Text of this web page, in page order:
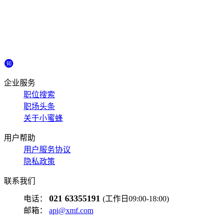
企业服务
职位搜索
职场头条
关于小蜜蜂
用户帮助
用户服务协议
隐私政策
联系我们
电话： 021 63355191 (工作日09:00-18:00)
邮箱： api@xmf.com